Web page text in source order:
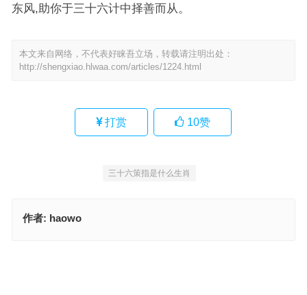
东风,助你于三十六计中择善而从。
本文来自网络，不代表好睐吾立场，转载请注明出处：
http://shengxiao.hlwaa.com/articles/1224.html
打赏 10赞
三十六策指是什么生肖
作者: haowo